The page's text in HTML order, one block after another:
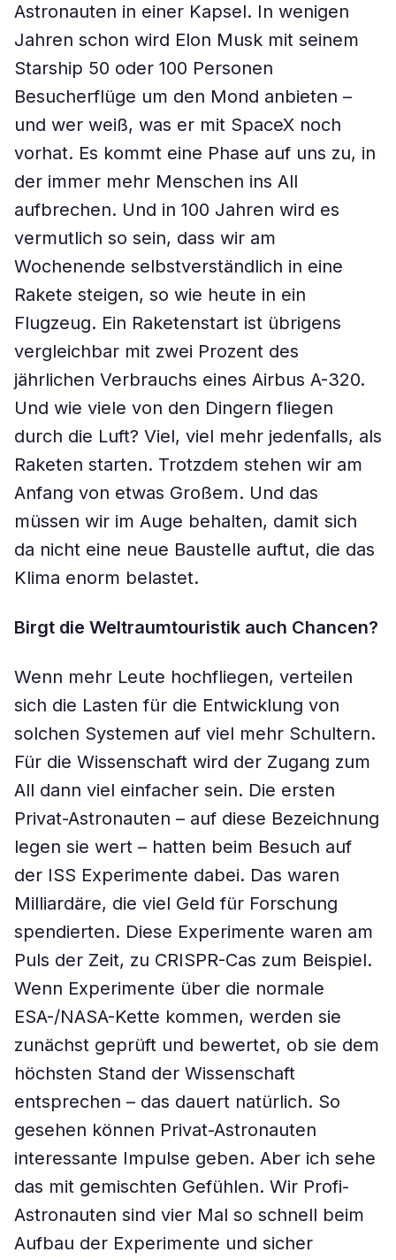
Astronauten in einer Kapsel. In wenigen
Jahren schon wird Elon Musk mit seinem
Starship 50 oder 100 Personen
Besucherflüge um den Mond anbieten –
und wer weiß, was er mit SpaceX noch
vorhat. Es kommt eine Phase auf uns zu, in
der immer mehr Menschen ins All
aufbrechen. Und in 100 Jahren wird es
vermutlich so sein, dass wir am
Wochenende selbstverständlich in eine
Rakete steigen, so wie heute in ein
Flugzeug. Ein Raketenstart ist übrigens
vergleichbar mit zwei Prozent des
jährlichen Verbrauchs eines Airbus A-320.
Und wie viele von den Dingern fliegen
durch die Luft? Viel, viel mehr jedenfalls, als
Raketen starten. Trotzdem stehen wir am
Anfang von etwas Großem. Und das
müssen wir im Auge behalten, damit sich
da nicht eine neue Baustelle auftut, die das
Klima enorm belastet.
Birgt die Weltraumtouristik auch Chancen?
Wenn mehr Leute hochfliegen, verteilen
sich die Lasten für die Entwicklung von
solchen Systemen auf viel mehr Schultern.
Für die Wissenschaft wird der Zugang zum
All dann viel einfacher sein. Die ersten
Privat-Astronauten – auf diese Bezeichnung
legen sie wert – hatten beim Besuch auf
der ISS Experimente dabei. Das waren
Milliardäre, die viel Geld für Forschung
spendierten. Diese Experimente waren am
Puls der Zeit, zu CRISPR-Cas zum Beispiel.
Wenn Experimente über die normale
ESA-/NASA-Kette kommen, werden sie
zunächst geprüft und bewertet, ob sie dem
höchsten Stand der Wissenschaft
entsprechen – das dauert natürlich. So
gesehen können Privat-Astronauten
interessante Impulse geben. Aber ich sehe
das mit gemischten Gefühlen. Wir Profi-
Astronauten sind vier Mal so schnell beim
Aufbau der Experimente und sicher